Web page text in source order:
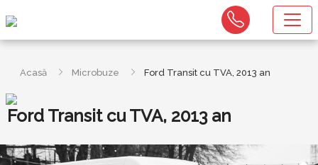
Acasă Microbuze Ford Transit cu TVA, 2013 an
Ford Transit cu TVA, 2013 an